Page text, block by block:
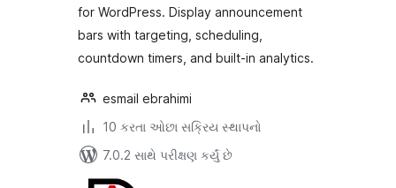
for WordPress. Display announcement
bars with targeting, scheduling,
countdown timers, and built-in analytics.
esmail ebrahimi
10 કરતા ઓછા સક્રિય સ્થાપનો
7.0.2 સાથે પરીક્ષણ કર્યું છે